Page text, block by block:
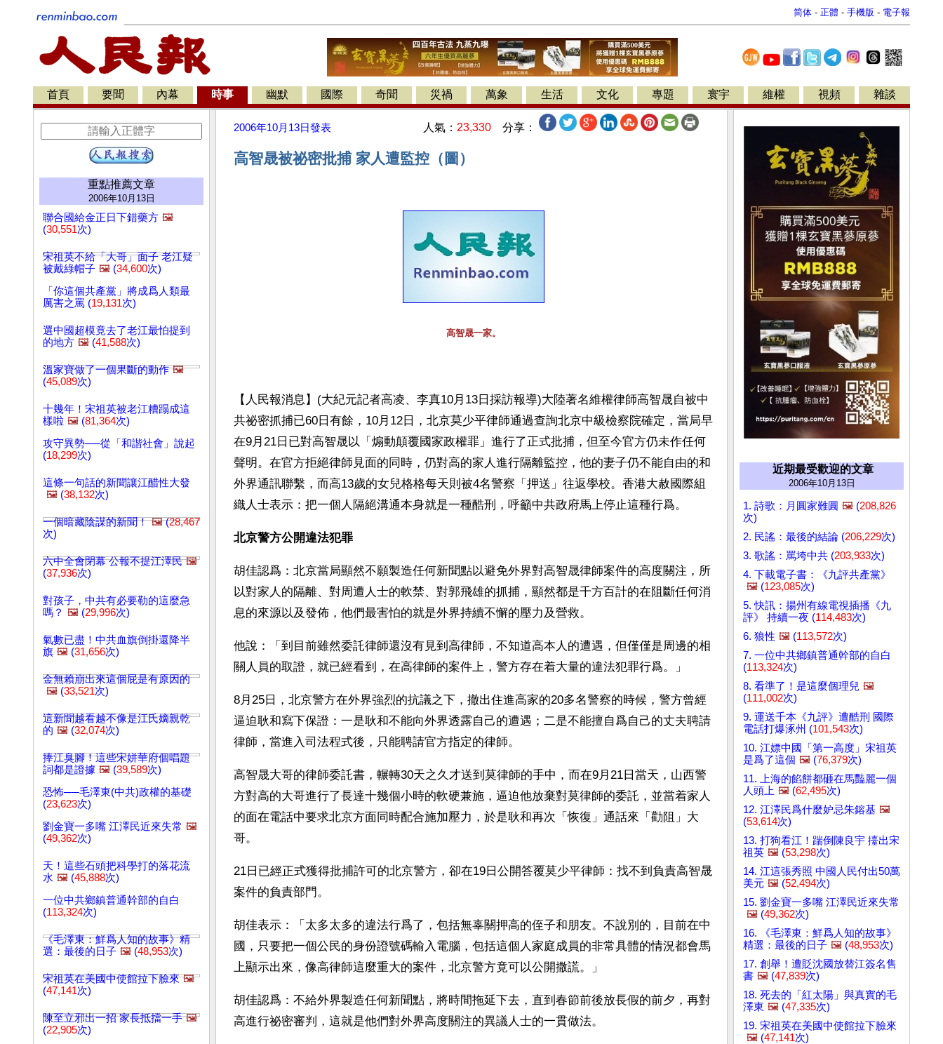
简体 - 正體 - 手機版 - 電子報
首頁 要聞 內幕 時事 幽默 國際 奇聞 災禍 萬象 生活 文化 專題 寰宇 維權 視頻 雜談
重點推薦文章
2006年10月13日
聯合國給金正日下錯藥方 🖼️
(30,551次)
宋祖英不給「大哥」面子 老江疑
被戴綠帽子 🖼️ (34,600次)
「你這個共產黨」將成爲人類最
厲害之罵 (19,131次)
選中國超模竟去了老江最怕提到
的地方 🖼️ (41,588次)
溫家寶做了一個果斷的動作 🖼️
(45,089次)
十幾年！宋祖英被老江糟蹋成這
樣啦 🖼️ (81,364次)
攻守異勢──從「和諧社會」說起
(18,299次)
這條一句話的新聞讓江醋性大發
🖼️ (38,132次)
一個暗藏陰謀的新聞！ 🖼️(28,467
次)
六中全會閉幕 公報不提江澤民 🖼️
(37,936次)
對孩子，中共有必要勒的這麼急
嗎？ 🖼️ (29,996次)
氣數已盡！中共血旗倒掛還降半
旗 🖼️ (31,656次)
金無賴崩出來這個屁是有原因的
🖼️ (33,521次)
這新聞越看越不像是江氏嫡親乾
的 🖼️ (32,074次)
捧江臭腳！這些宋姘華府個唱題
詞都是證據 🖼️ (39,589次)
恐怖──毛澤東(中共)政權的基礎
(23,623次)
劉金寶一多嘴 江澤民近來失常 🖼️
(49,362次)
天！這些石頭把科學打的落花流
水 🖼️ (45,888次)
一位中共鄉鎮普通幹部的自白
(113,324次)
《毛澤東：鮮爲人知的故事》精
選：最後的日子 🖼️ (48,953次)
宋祖英在美國中使館拉下臉來 🖼️
(47,141次)
陳至立邪出一招 家長抵擋一手 🖼️
(22,905次)
2006年10月13日發表 人氣： 23,330 分享：
高智晟被祕密批捕 家人遭監控（圖）
高智晟一家。
【人民報消息】(大紀元記者高凌、李真10月13日採訪報導)大陸著名維權律師高智晟自被中
共祕密抓捕已60日有餘，10月12日，北京莫少平律師通過查詢北京中級檢察院確定，當局早
在9月21日已對高智晟以「煽動顛覆國家政權罪」進行了正式批捕，但至今官方仍未作任何
聲明。在官方拒絕律師見面的同時，仍對高的家人進行隔離監控，他的妻子仍不能自由的和
外界通訊聯繫，而高13歲的女兒格格每天則被4名警察「押送」往返學校。香港大赦國際組
織人士表示：把一個人隔絕溝通本身就是一種酷刑，呼籲中共政府馬上停止這種行爲。
北京警方公開違法犯罪
胡佳認爲：北京當局顯然不願製造任何新聞點以避免外界對高智晟律師案件的高度關注，所
以對家人的隔離、對周遭人士的軟禁、對郭飛雄的抓捕，顯然都是千方百計的在阻斷任何消
息的來源以及發佈，他們最害怕的就是外界持續不懈的壓力及營救。
他說：「到目前雖然委託律師還沒有見到高律師，不知道高本人的遭遇，但僅僅是周邊的相
關人員的取證，就已經看到，在高律師的案件上，警方存在着大量的違法犯罪行爲。」
8月25日，北京警方在外界強烈的抗議之下，撤出住進高家的20多名警察的時候，警方曾經
逼迫耿和寫下保證：一是耿和不能向外界透露自己的遭遇；二是不能擅自爲自己的丈夫聘請
律師，當進入司法程式後，只能聘請官方指定的律師。
高智晟大哥的律師委託書，輾轉30天之久才送到莫律師的手中，而在9月21日當天，山西警
方對高的大哥進行了長達十幾個小時的軟硬兼施，逼迫他放棄對莫律師的委託，並當着家人
的面在電話中要求北京方面同時配合施加壓力，於是耿和再次「恢復」通話來「勸阻」大
哥。
21日已經正式獲得批捕許可的北京警方，卻在19日公開答覆莫少平律師：找不到負責高智晟
案件的負責部門。
胡佳表示：「太多太多的違法行爲了，包括無辜關押高的侄子和朋友。不說別的，目前在中
國，只要把一個公民的身份證號碼輸入電腦，包括這個人家庭成員的非常具體的情況都會馬
上顯示出來，像高律師這麼重大的案件，北京警方竟可以公開撒謊。」
胡佳認爲：不給外界製造任何新聞點，將時間拖延下去，直到春節前後放長假的前夕，再對
高進行祕密審判，這就是他們對外界高度關注的異議人士的一貫做法。
近期最受歡迎的文章
2006年10月13日
1. 詩歌：月圓家難圓 🖼️ (208,826
次)
2. 民謠：最後的結論 (206,229次)
3. 歌謠：罵垮中共 (203,933次)
4. 下載電子書：《九評共產黨》
🖼️ (123,085次)
5. 快訊：揚州有線電視插播《九
評》 持續一夜 (114,483次)
6. 狼性 🖼️ (113,572次)
7. 一位中共鄉鎮普通幹部的自白
(113,324次)
8. 看準了！是這麼個理兒 🖼️
(111,002次)
9. 運送千本《九評》遭酷刑 國際
電話打爆涿州 (101,543次)
10. 江嫖中國「第一高度」宋祖英
是爲了這個 🖼️ (76,379次)
11. 上海的餡餅都砸在馬豔麗一個
人頭上 🖼️ (62,495次)
12. 江澤民爲什麼妒忌朱鎔基 🖼️
(53,614次)
13. 打狗看江！踹倒陳良宇 擡出宋
祖英 🖼️ (53,298次)
14. 江這張秀照 中國人民付出50萬
美元 🖼️ (52,494次)
15. 劉金寶一多嘴 江澤民近來失常
🖼️ (49,362次)
16. 《毛澤東：鮮爲人知的故事》
精選：最後的日子 🖼️ (48,953次)
17. 創舉！遭貶沈國放替江簽名售
書 🖼️ (47,839次)
18. 死去的「紅太陽」與真實的毛
澤東 🖼️ (47,335次)
19. 宋祖英在美國中使館拉下臉來
🖼️ (47,141次)